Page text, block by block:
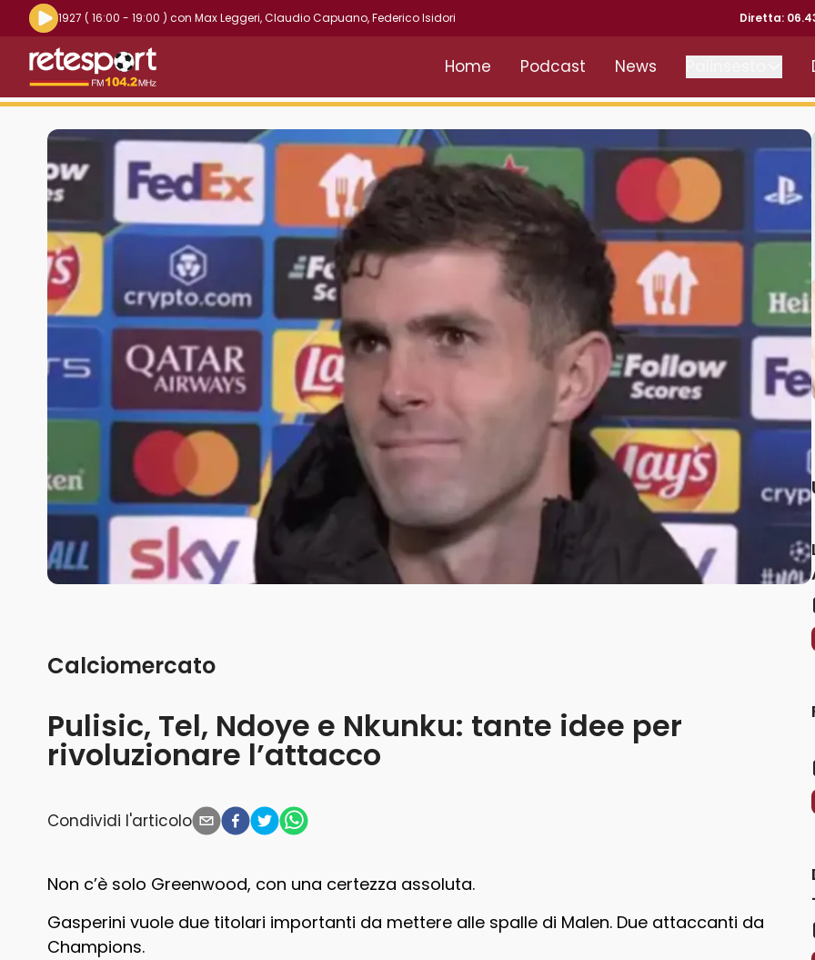
Riproduci la radio live
1927 ( 16:00 - 19:00 ) con Max Leggeri,Claudio Capuano,Federico Isidori Diretta:
Retesport 104.2 FM
Home Podcast News
Pulisic, Tel, Ndoye e Nkunku: tante idee per
rivoluzionare l’attacco
Calciomercato
Condividi l'articolo
Non c’è solo Greenwood, con una certezza assoluta.
Gasperini vuole due titolari importanti da mettere alle spalle di Malen. Due attaccanti da
Champions.